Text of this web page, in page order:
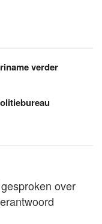
verder
over